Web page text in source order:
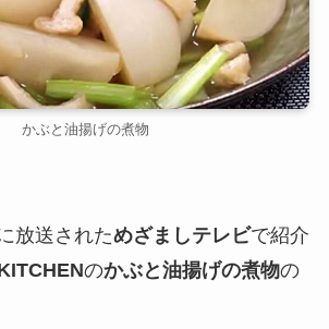
かぶと油揚げの煮物
放送されためざましテレビで紹介
のかぶと油揚げの煮物の